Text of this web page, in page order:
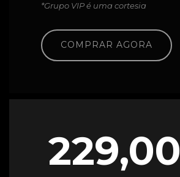
*Grupo VIP é uma cortesia
COMPRAR AGORA
229,00